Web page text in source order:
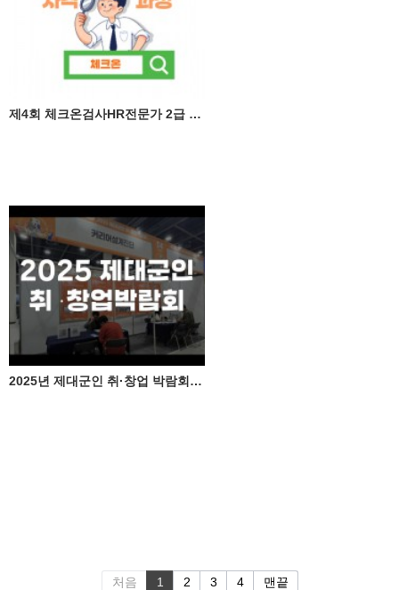
제4회 체크온검사HR전문가 2급 자격증 과정
2025년 제대군인 취·창업 박람회, 체크온 커리어설계진단 큰 호응!
처음 1 2 3 4 맨끝